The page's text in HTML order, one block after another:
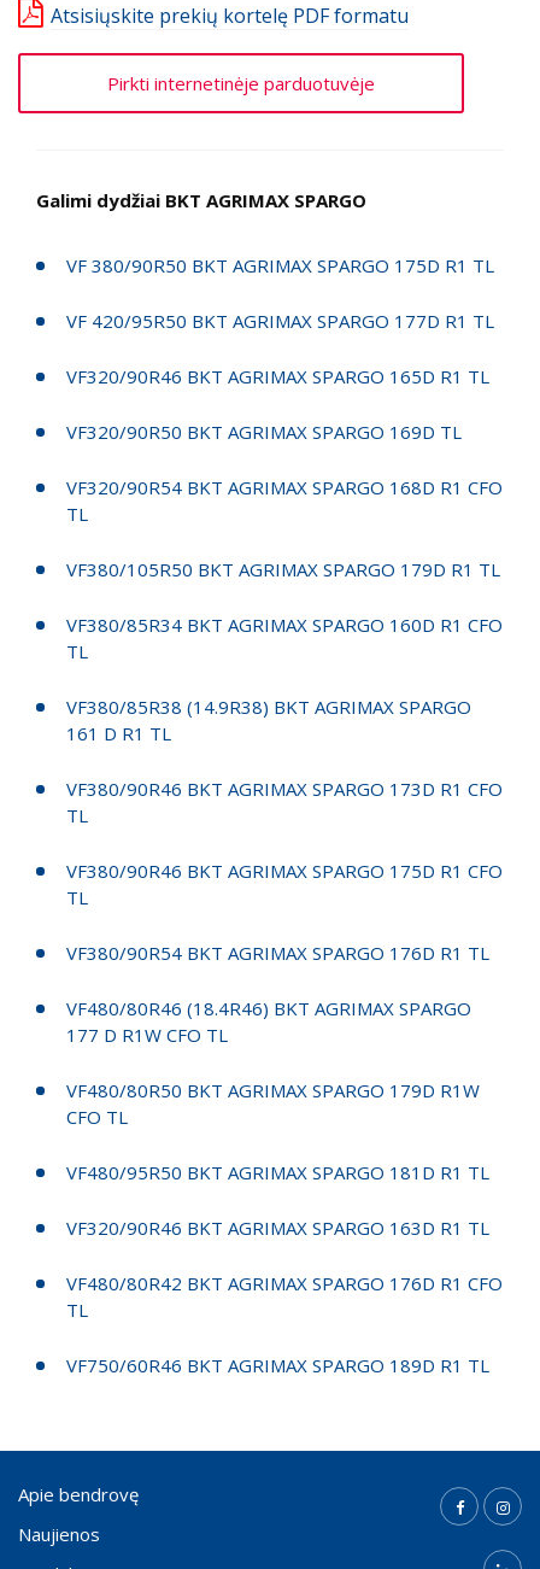
Atsisiųskite prekių kortelę PDF formatu
Pirkti internetinėje parduotuvėje
Galimi dydžiai BKT AGRIMAX SPARGO
VF 380/90R50 BKT AGRIMAX SPARGO 175D R1 TL
VF 420/95R50 BKT AGRIMAX SPARGO 177D R1 TL
VF320/90R46 BKT AGRIMAX SPARGO 165D R1 TL
VF320/90R50 BKT AGRIMAX SPARGO 169D TL
VF320/90R54 BKT AGRIMAX SPARGO 168D R1 CFO
TL
VF380/105R50 BKT AGRIMAX SPARGO 179D R1 TL
VF380/85R34 BKT AGRIMAX SPARGO 160D R1 CFO
TL
VF380/85R38 (14.9R38) BKT AGRIMAX SPARGO
161 D R1 TL
VF380/90R46 BKT AGRIMAX SPARGO 173D R1 CFO
TL
VF380/90R46 BKT AGRIMAX SPARGO 175D R1 CFO
TL
VF380/90R54 BKT AGRIMAX SPARGO 176D R1 TL
VF480/80R46 (18.4R46) BKT AGRIMAX SPARGO
177 D R1W CFO TL
VF480/80R50 BKT AGRIMAX SPARGO 179D R1W
CFO TL
VF480/95R50 BKT AGRIMAX SPARGO 181D R1 TL
VF320/90R46 BKT AGRIMAX SPARGO 163D R1 TL
VF480/80R42 BKT AGRIMAX SPARGO 176D R1 CFO
TL
VF750/60R46 BKT AGRIMAX SPARGO 189D R1 TL
Apie bendrovę
Naujienos